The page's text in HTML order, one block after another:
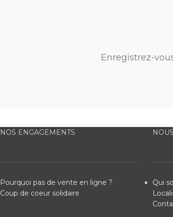
Enregistrez-
NOS ENGAGEMENTS
Pourquoi pas de vente en ligne ?
Coup de coeur solidaire
Qui